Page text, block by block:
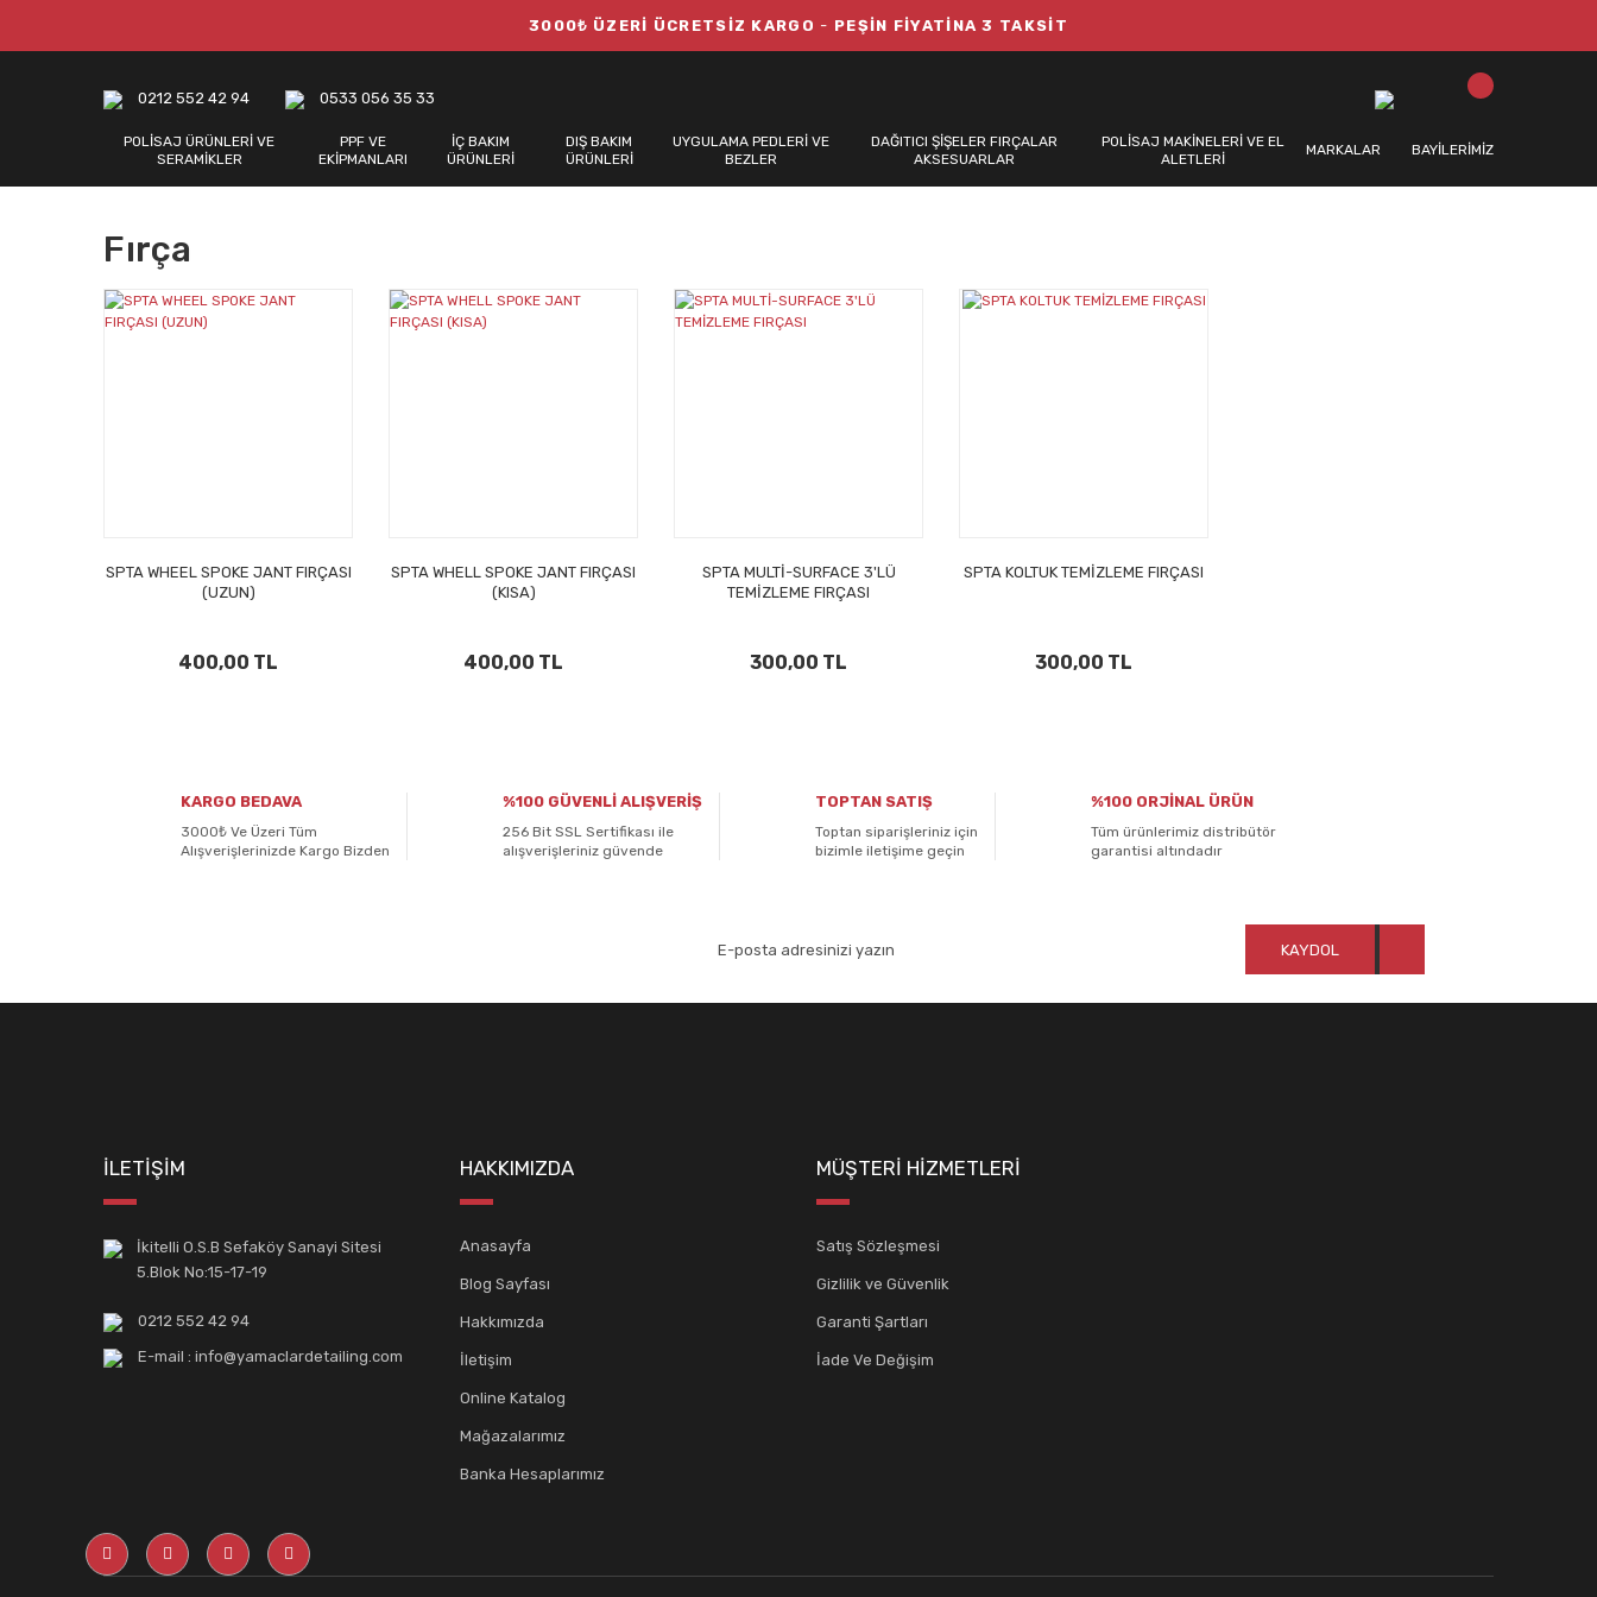
3000₺ ÜZERİ ÜCRETSİZ KARGO - PEŞİN FİYATİNA 3 TAKSİT
0212 552 42 94 0533 056 35 33
POLİSAJ ÜRÜNLERİ VE
SERAMİKLER
PPF VE
EKİPMANLARI
İÇ BAKIM
ÜRÜNLERİ
DIŞ BAKIM
ÜRÜNLERİ
UYGULAMA PEDLERİ VE
BEZLER
DAĞITICI ŞİŞELER FIRÇALAR
AKSESUARLAR
POLİSAJ MAKİNELERİ VE EL
ALETLERİ
MARKALAR BAYİLERİMİZ
Fırça
SPTA WHEEL SPOKE JANT FIRÇASI
(UZUN)
400,00 TL
SPTA WHELL SPOKE JANT FIRÇASI
(KISA)
400,00 TL
SPTA MULTİ-SURFACE 3'LÜ
TEMİZLEME FIRÇASI
300,00 TL
SPTA KOLTUK TEMİZLEME FIRÇASI
300,00 TL
KARGO BEDAVA
3000₺ Ve Üzeri Tüm
Alışverişlerinizde Kargo Bizden
%100 GÜVENLİ ALIŞVERİŞ
256 Bit SSL Sertifikası ile
alışverişleriniz güvende
TOPTAN SATIŞ
Toptan siparişleriniz için
bizimle iletişime geçin
%100 ORJİNAL ÜRÜN
Tüm ürünlerimiz distribütör
garantisi altındadır
KAYDOL
İLETİŞİM
İkitelli O.S.B Sefaköy Sanayi Sitesi
5.Blok No:15-17-19
0212 552 42 94
E-mail : info@yamaclardetailing.com
HAKKIMIZDA
Anasayfa
Blog Sayfası
Hakkımızda
İletişim
Online Katalog
Mağazalarımız
Banka Hesaplarımız
MÜŞTERİ HİZMETLERİ
Satış Sözleşmesi
Gizlilik ve Güvenlik
Garanti Şartları
İade Ve Değişim